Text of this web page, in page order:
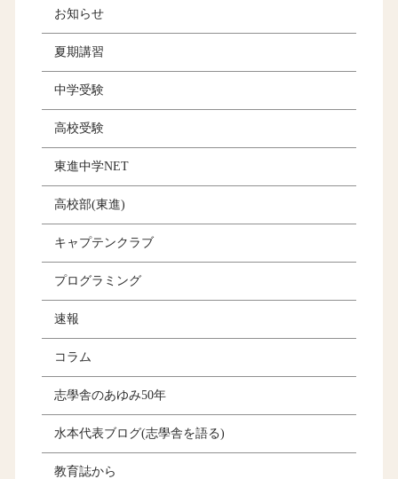
お知らせ
夏期講習
中学受験
高校受験
東進中学NET
高校部(東進)
キャプテンクラブ
プログラミング
速報
コラム
志學舎のあゆみ50年
水本代表ブログ(志學舎を語る)
教育誌から